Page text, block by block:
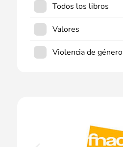
Todos los libros
Valores
Violencia de género